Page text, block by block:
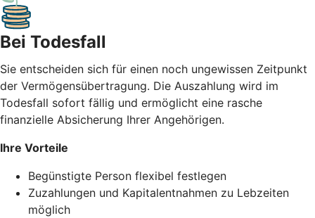
Bei Todesfall
Sie entscheiden sich für einen noch ungewissen Zeitpunkt
der Vermögensübertragung. Die Auszahlung wird im
Todesfall sofort fällig und ermöglicht eine rasche
finanzielle Absicherung Ihrer Angehörigen.
Ihre Vorteile
Begünstigte Person flexibel festlegen
Zuzahlungen und Kapitalentnahmen zu Lebzeiten
möglich